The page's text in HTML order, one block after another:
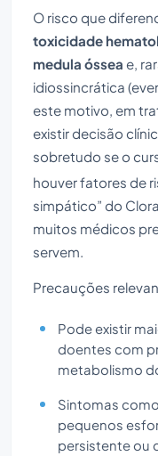
O risco que
toxicidade
medula óssea e,
idiossincrática
este motivo, em
existir decisão
sobretudo se o
houver fatores de
simpático” do
muitos médicos
servem.
Precauções
Pode existir
doentes com
metabolismo
Sintomas
pequenos
persistente ou